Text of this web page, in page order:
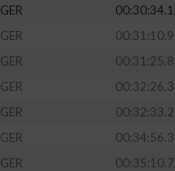
GER
00:30:34.1
GER
00:31:10.9
GER
00:31:25.8
GER
00:32:26.3
GER
00:32:33.2
GER
00:34:56.3
GER
00:35:10.7